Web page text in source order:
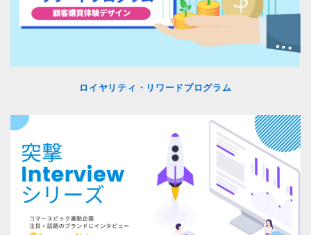
ロイヤリティ・リワードプログラム